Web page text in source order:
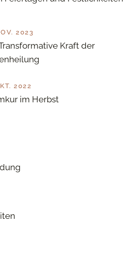
2023
Kraft der
2022
im Herbst